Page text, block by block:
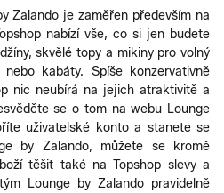
Zalando je zaměřen především na
nabízí vše, co si jen budete
skvělé topy a mikiny pro volný
kabáty. Spíše konzervativně
nic neubírá na jejich atraktivitě a
se o tom na webu Lounge
uživatelské konto a stanete se
by Zalando, můžete se kromě
těšit také na Topshop slevy a
Lounge by Zalando pravidelně